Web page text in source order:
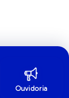
Ouvidoria